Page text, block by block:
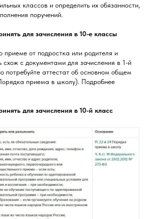
классов и определить их обязанности,
поручений.
для зачисления в 10-е классы
приеме от подростка или родителя и
схож с документами для зачисления в 1-й
потребуйте аттестат об основном общем
приема в школу). Подробнее
для зачисления в 10-й класс